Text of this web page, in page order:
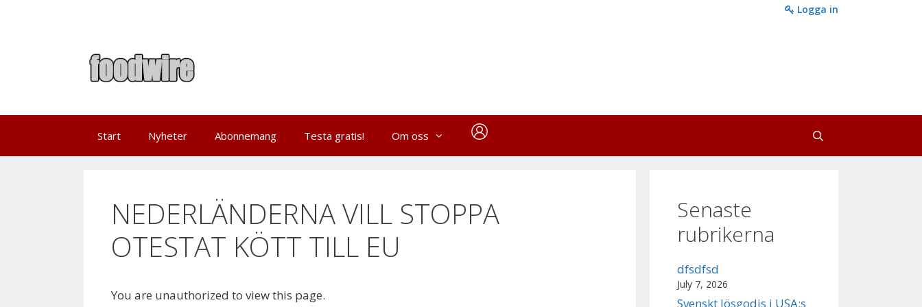
Logga in
Start Nyheter Abonnemang Testa gratis! Om oss
NEDERLÄNDERNA VILL STOPPA
OTESTAT KÖTT TILL EU
You are unauthorized to view this page.
Senaste
rubrikerna
dfsdfsd
July 7, 2026
Svenskt lösgodis i USA:s